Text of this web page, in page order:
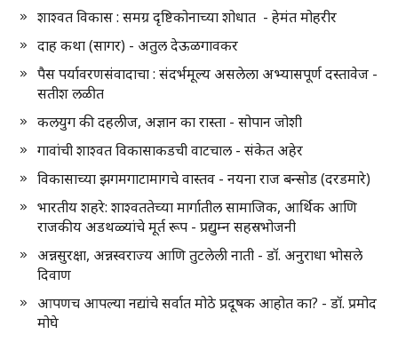
शाश्वत विकास : समग्र दृष्टिकोनाच्या शोधात - हेमंत मोहरीर
दाह कथा (सागर) - अतुल देऊळगावकर
पैस पर्यावरणसंवादाचा : संदर्भमूल्य असलेला अभ्यासपूर्ण दस्तावेज -
सतीश लळीत
कलयुग की दहलीज, अज्ञान का रास्ता - सोपान जोशी
गावांची शाश्वत विकासाकडची वाटचाल - संकेत अहेर
विकासाच्या झगमगाटामागचे वास्तव - नयना राज बन्सोड (दरडमारे)
भारतीय शहरे: शाश्वततेच्या मार्गातील सामाजिक, आर्थिक आणि
राजकीय अडथळ्यांचे मूर्त रूप - प्रद्युम्न सहस्रभोजनी
अन्नसुरक्षा, अन्नस्वराज्य आणि तुटलेली नाती - डॉ. अनुराधा भोसले
दिवाण
आपणच आपल्या नद्यांचे सर्वात मोठे प्रदूषक आहोत का? - डॉ. प्रमोद
मोघे